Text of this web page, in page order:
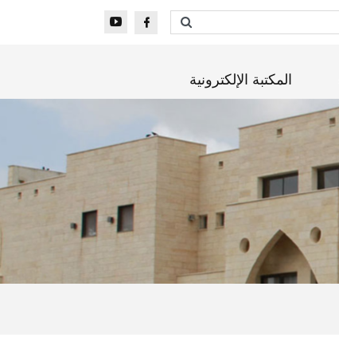
المكتبة الإلكترونية